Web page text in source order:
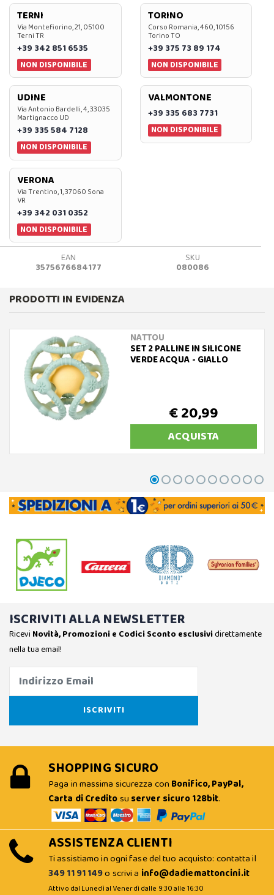
TERNI
Via Montefiorino, 21, 05100
Terni TR
+39 342 851 6535
NON DISPONIBILE
TORINO
Corso Romania, 460, 10156
Torino TO
+39 375 73 89 174
NON DISPONIBILE
UDINE
Via Antonio Bardelli, 4, 33035
Martignacco UD
+39 335 584 7128
NON DISPONIBILE
VALMONTONE
+39 335 683 7731
NON DISPONIBILE
VERONA
Via Trentino, 1, 37060 Sona
VR
+39 342 031 0352
NON DISPONIBILE
EAN
3575676684177
SKU
080086
PRODOTTI IN EVIDENZA
NATTOU
SET 2 PALLINE IN SILICONE
VERDE ACQUA - GIALLO
€ 20,99
ACQUISTA
ISCRIVITI ALLA NEWSLETTER
Ricevi Novità, Promozioni e Codici Sconto esclusividirettamente
nella tua email!
SHOPPING SICURO
Paga in massima sicurezza con Bonifico, PayPal,
Carta di Creditosu server sicuro 128bit.
ASSISTENZA CLIENTI
Ti assistiamo in ogni fase del tuo acquisto: contatta il
349 11 91 149o scrivi a info@dadiemattoncini.it
Attivo dal Lunedì al Venerdì dalle 9:30 alle 16:30